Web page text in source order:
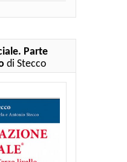
Parte
di Stecco